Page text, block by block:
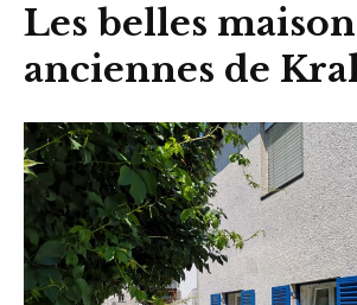
Les belles
anciennes de